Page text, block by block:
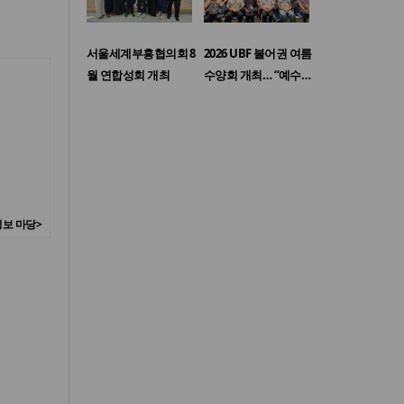
마당>
서울세계부흥협의회 8
월 연합성회 개최
2026 UBF 불어권 여름
수양회 개최… “예수…